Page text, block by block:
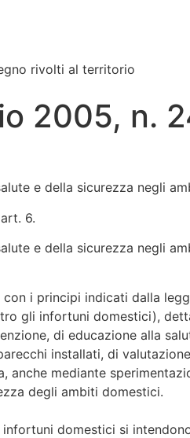
rivolti al territorio
2005, n.
e della sicurezza negli
6.
e della sicurezza negli
con i principi indicati dalla
gli infortuni domestici),
di educazione alla
installati, di
anche mediante
degli ambiti domestici.
domestici si